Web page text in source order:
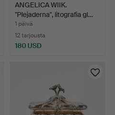
ANGELICA WIIK.
"Plejaderna", litografia gl…
1 päivä
12 tarjousta
180 USD